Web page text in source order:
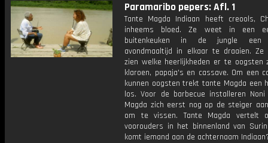
Paramaribo pepers: Afl. 1
Tante Magda Indiaan heeft creools,
inheems bloed. Ze weet in een
buitenkeuken in de jungle een
avondmaaltijd in elkaar te draaien. Ze
zien welke heerlijkheden er te oogsten
klaroen, papaja's en cassave. Om een
kunnen oogsten trekt tante Magda een
los. Voor de barbecue installeren
Magda zich eerst nog op de steiger
om te vissen. Tante Magda vertelt
voorouders in het binnenland van
komt iemand aan de achternaam